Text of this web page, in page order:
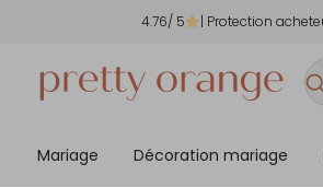
4.76/ 5 | Protection
Mariage Décoration mariage